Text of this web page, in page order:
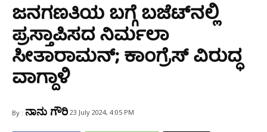
ಜನಗಣತಿಯ ಬಗ್ಗೆ ಬಜೆಟ್‌ನಲ್ಲಿ
ಪ್ರಸ್ತಾಪಿಸದ ನಿರ್ಮಲಾ
ಸೀತಾರಾಮನ್; ಕಾಂಗ್ರೆಸ್ ವಿರುದ್ಧ
ವಾಗ್ದಾಳಿ
By : ನಾನು ಗೌರಿ 23 July 2024, 4:05 PM